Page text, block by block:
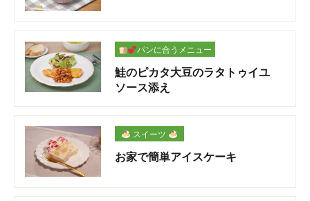
パンに合うメニュー
鮭のピカタ大豆のラタトゥイユ
ソース添え
スイーツ
お家で簡単アイスケーキ